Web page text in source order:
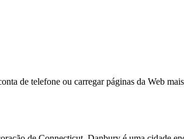
de telefone ou carregar páginas da Web